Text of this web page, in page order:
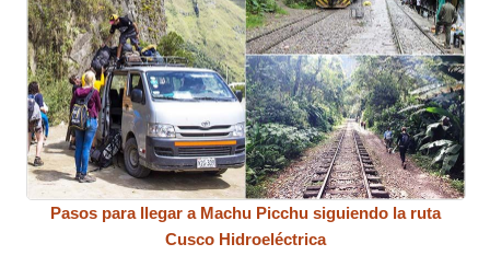
Pasos para llegar a Machu Picchu siguiendo la ruta
Cusco Hidroeléctrica